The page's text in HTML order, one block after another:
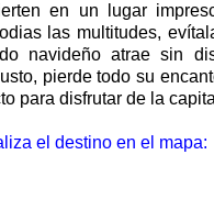
en un lugar
las multitudes,
navideño atrae sin
pierde todo su
para disfrutar de la
el destino en el mapa: